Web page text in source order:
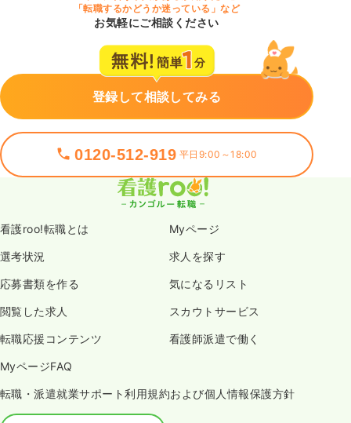
「転職するかどうか迷っている」など
お気軽にご相談ください
登録して相談してみる
0120-512-919 平日9:00～18:00
看護roo!転職とは Myページ
選考状況 求人を探す
応募書類を作る 気になるリスト
閲覧した求人 スカウトサービス
転職応援コンテンツ 看護師派遣で働く
MyページFAQ
転職・派遣就業サポート利用規約および個人情報保護方針